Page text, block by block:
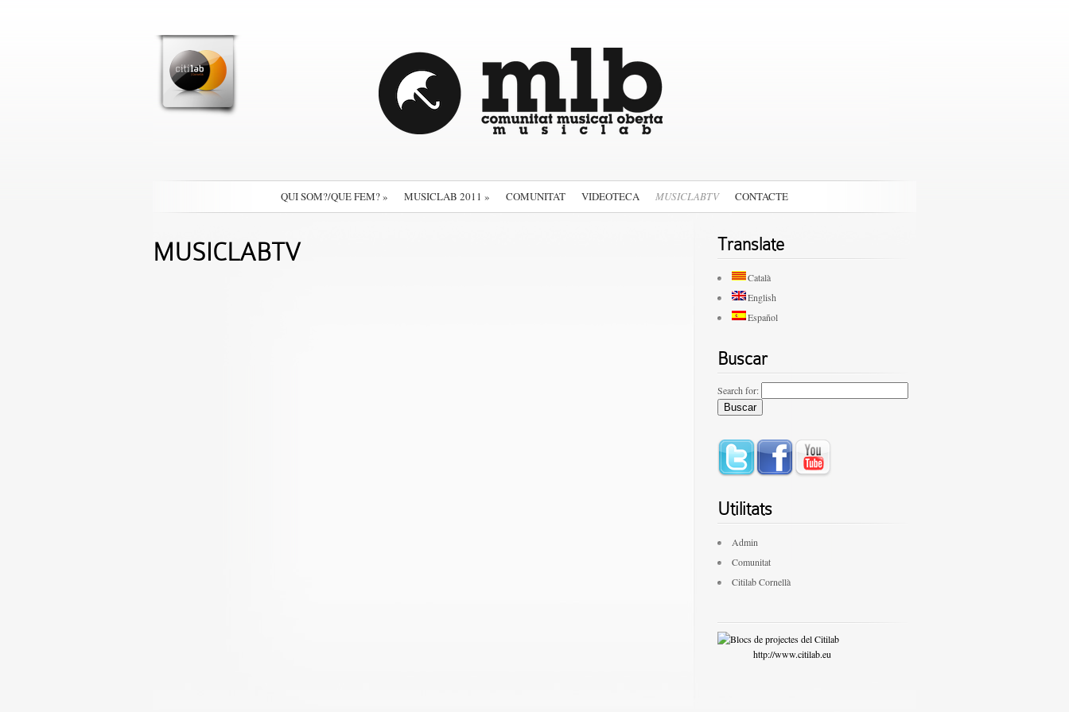
QUI SOM?/QUE FEM?» MUSICLAB 2011 » COMUNITAT VIDEOTECA MUSICLABTV CONTACTE
MUSICLABTV Translate
Català
English
Español
Buscar
Search for:
Utilitats
Admin
Comunitat
Citilab Cornellà
http://www.citilab.eu